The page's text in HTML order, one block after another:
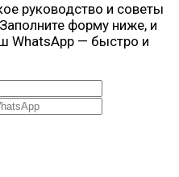
руководство и советы
форму ниже, и
WhatsApp — быстро и